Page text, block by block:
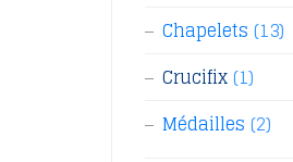
Chapelets (13)
Crucifix(1)
Médailles (2)